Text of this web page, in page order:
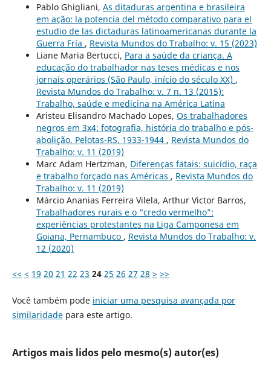
Pablo Ghigliani, As ditaduras argentina e brasileira
em ação: la potencia del método comparativo para el
estudio de las dictaduras latinoamericanas durante la
Guerra Fría , Revista Mundos do Trabalho: v. 15 (2023)
Liane Maria Bertucci, Para a saúde da criança. A
educação do trabalhador nas teses médicas e nos
jornais operários (São Paulo, início do século XX) ,
Revista Mundos do Trabalho: v. 7 n. 13 (2015):
Trabalho, saúde e medicina na América Latina
Aristeu Elisandro Machado Lopes, Os trabalhadores
negros em 3x4: fotografia, história do trabalho e pós-
abolição. Pelotas-RS, 1933-1944 , Revista Mundos do
Trabalho: v. 11 (2019)
Marc Adam Hertzman, Diferenças fatais: suicídio, raça
e trabalho forçado nas Américas , Revista Mundos do
Trabalho: v. 11 (2019)
Márcio Ananias Ferreira Vilela, Arthur Victor Barros,
Trabalhadores rurais e o “credo vermelho”:
experiências protestantes na Liga Camponesa em
Goiana, Pernambuco , Revista Mundos do Trabalho: v.
12 (2020)
<< < 19 20 21 22 23 24 25 26 27 28 > >>
Você também pode iniciar uma pesquisa avançada por
similaridadepara este artigo.
Artigos mais lidos pelo mesmo(s) autor(es)